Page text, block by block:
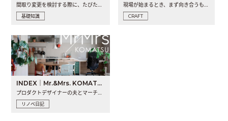
間取り変更を検討する際に、たびたび皆さんの頭を悩ませる動か..
基礎知識
現場が始まるとき、まず向き合うものの一つがコンセントです..
CRAFT
INDEX｜Mr.&Mrs. KOMATSU renovation diary
プロダクトデザイナーの夫とマーチャンダイザーの妻が、夫婦で..
リノベ日記